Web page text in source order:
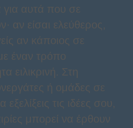
για αυτά που σε
αν είσαι ελεύθερος,
αν κάποιος σε
έναν τρόπο
ειλικρινή. Στη
ή ομάδες σε
τις ιδέες σου,
μπορεί να έρθουν